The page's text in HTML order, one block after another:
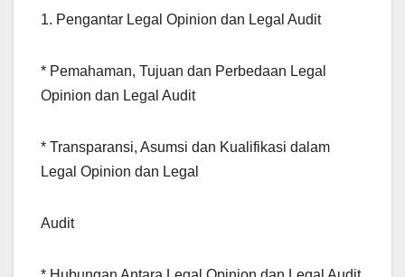
1. Pengantar Legal Opinion dan Legal Audit
* Pemahaman, Tujuan dan Perbedaan Legal
Opinion dan Legal Audit
* Transparansi, Asumsi dan Kualifikasi dalam
Legal Opinion dan Legal
Audit